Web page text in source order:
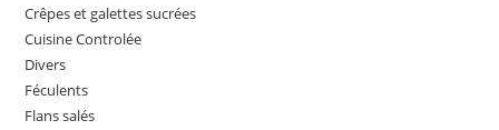
Crêpes et galettes sucrées
Cuisine Controlée
Divers
Féculents
Flans salés